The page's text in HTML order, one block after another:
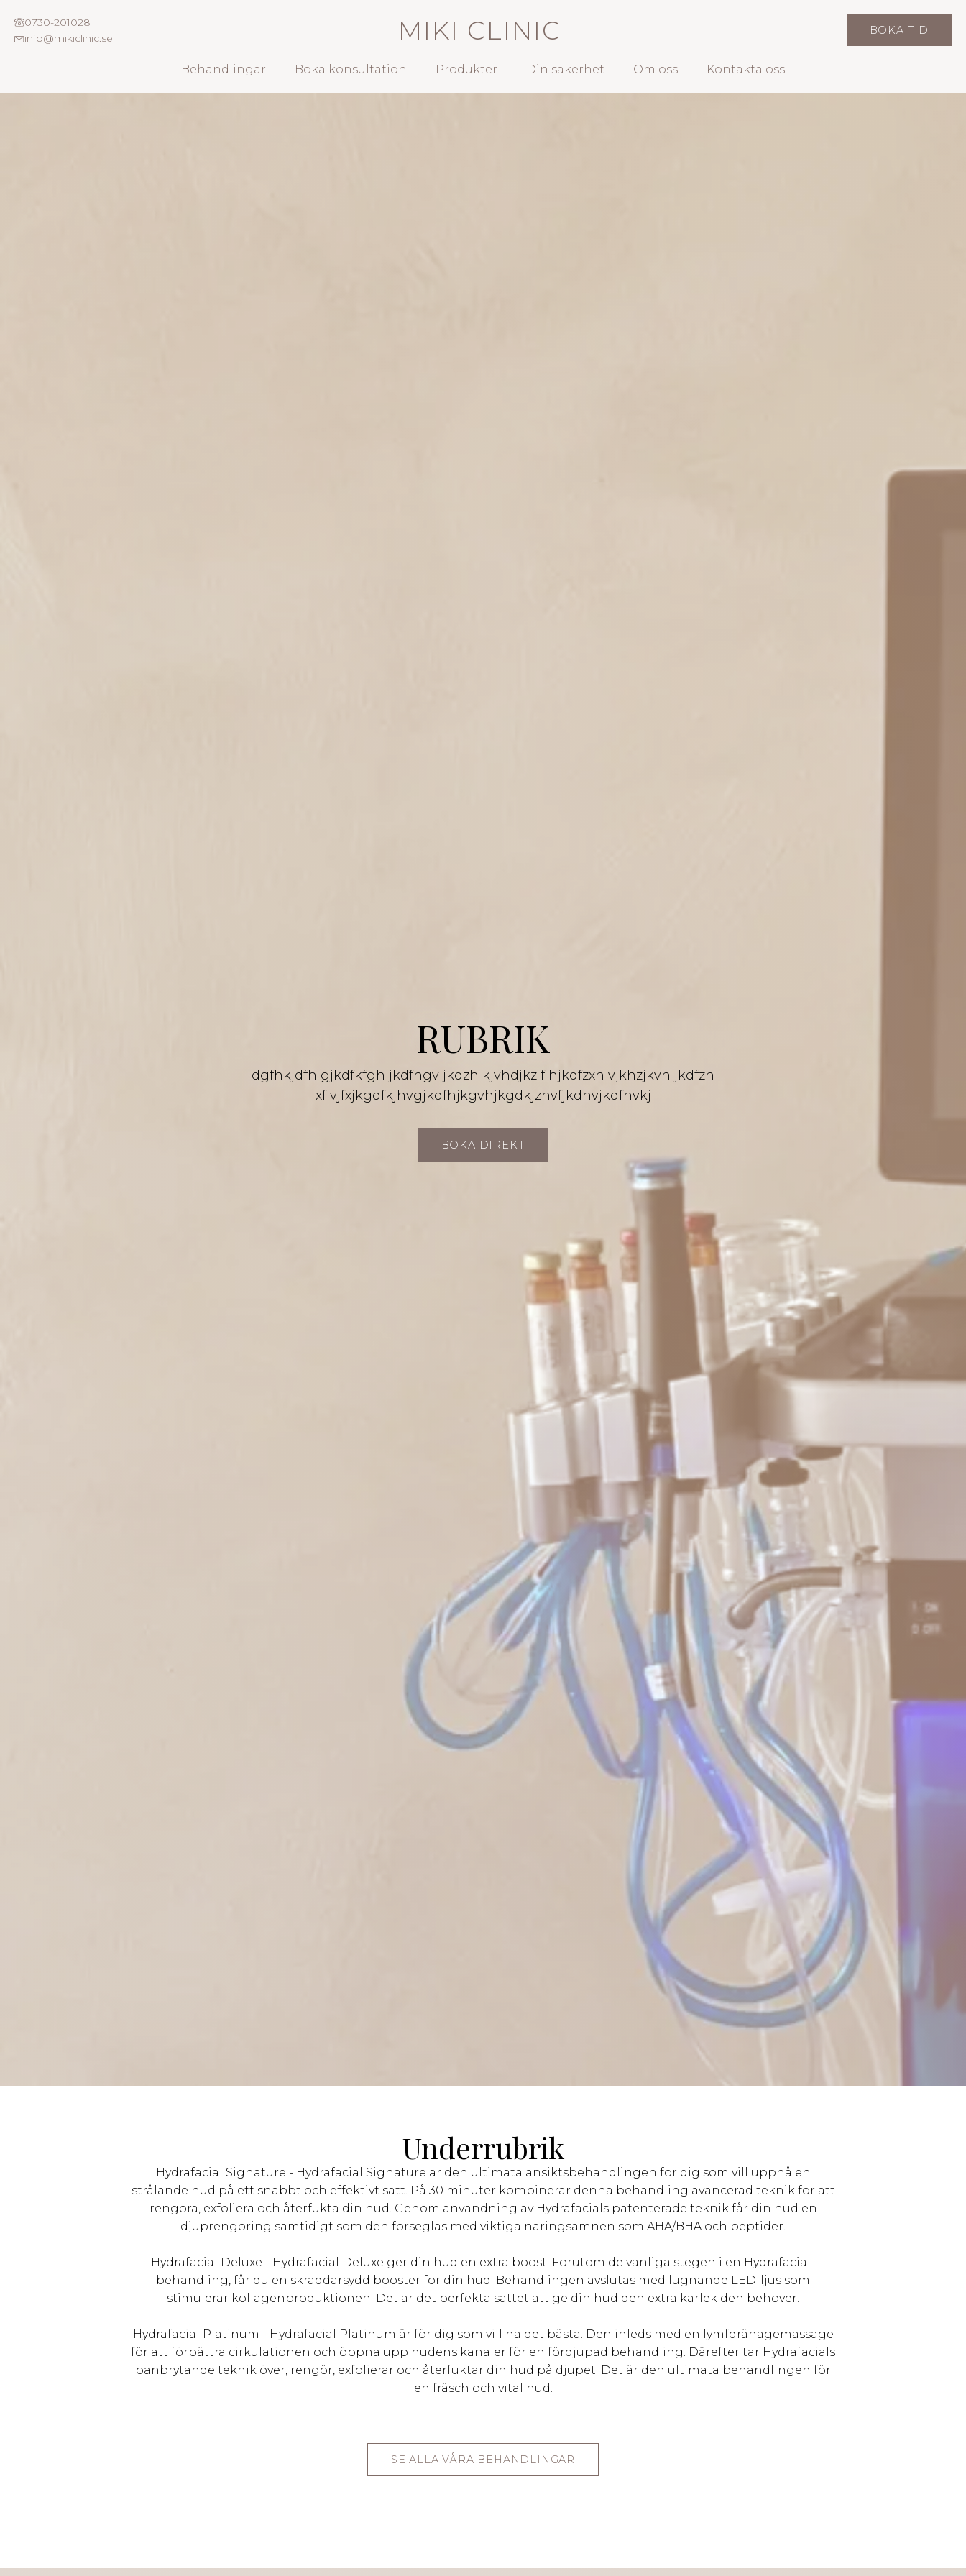
0730-201028
info@mikiclinic.se
MIKI CLINIC BOKA TID
Behandlingar Boka konsultation Produkter Din säkerhet Om oss Kontakta oss
RUBRIK
dgfhkjdfh gjkdfkfgh jkdfhgv jkdzh kjvhdjkz f hjkdfzxh vjkhzjkvh jkdfzh
xf vjfxjkgdfkjhvgjkdfhjkgvhjkgdkjzhvfjkdhvjkdfhvkj
BOKA DIREKT
Underrubrik
Hydrafacial Signature - Hydrafacial Signature är den ultimata ansiktsbehandlingen för dig som vill uppnå en
strålande hud på ett snabbt och effektivt sätt. På 30 minuter kombinerar denna behandling avancerad teknik för att
rengöra, exfoliera och återfukta din hud. Genom användning av Hydrafacials patenterade teknik får din hud en
djuprengöring samtidigt som den förseglas med viktiga näringsämnen som AHA/BHA och peptider.
Hydrafacial Deluxe - Hydrafacial Deluxe ger din hud en extra boost. Förutom de vanliga stegen i en Hydrafacial-
behandling, får du en skräddarsydd booster för din hud. Behandlingen avslutas med lugnande LED-ljus som
stimulerar kollagenproduktionen. Det är det perfekta sättet att ge din hud den extra kärlek den behöver.
Hydrafacial Platinum - Hydrafacial Platinum är för dig som vill ha det bästa. Den inleds med en lymfdränagemassage
för att förbättra cirkulationen och öppna upp hudens kanaler för en fördjupad behandling. Därefter tar Hydrafacials
banbrytande teknik över, rengör, exfolierar och återfuktar din hud på djupet. Det är den ultimata behandlingen för
en fräsch och vital hud.
SE ALLA VÅRA BEHANDLINGAR